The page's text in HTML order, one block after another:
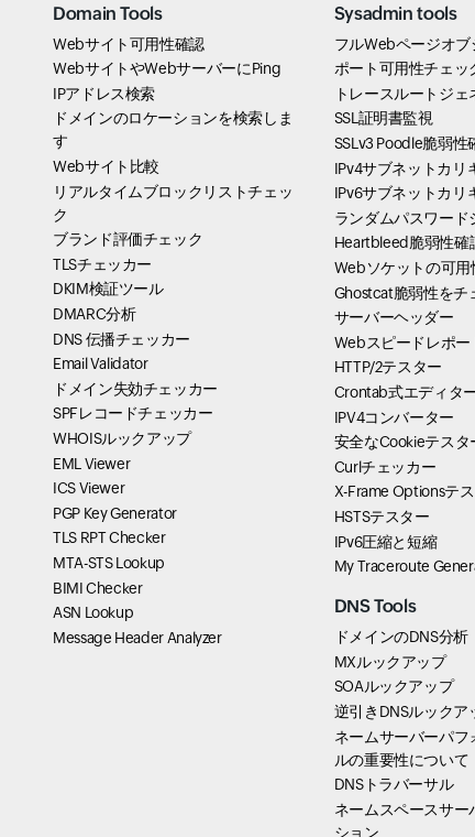
Domain Tools
Webサイト可用性確認
WebサイトやWebサーバーにPing
IPアドレス検索
ドメインのロケーションを検索しま
す
Webサイト比較
リアルタイムブロックリストチェッ
ク
ブランド評価チェック
TLSチェッカー
DKIM検証ツール
DMARC分析
DNS 伝播チェッカー
Email Validator
ドメイン失効チェッカー
SPFレコードチェッカー
WHOISルックアップ
EML Viewer
ICS Viewer
PGP Key Generator
TLS RPT Checker
MTA-STS Lookup
BIMI Checker
ASN Lookup
Message Header Analyzer
Sysadmin tools
フルWebページオ
ポート可用性チェッ
トレースルートジェ
SSL証明書監視
SSLv3 Poodle脆弱性
IPv4サブネットカリ
IPv6サブネットカリ
ランダムパスワード
Heartbleed脆弱性確
Webソケットの可用
Ghostcat脆弱性をチ
サーバーヘッダー
Webスピードレポー
HTTP/2テスター
Crontab式エディタ
IPV4コンバーター
安全なCookieテスタ
Curlチェッカー
X-Frame Optionsテ
HSTSテスター
IPv6圧縮と短縮
My Traceroute
DNS Tools
ドメインのDNS分析
MXルックアップ
SOAルックアップ
逆引きDNSルックア
ネームサーバーパフ
ルの重要性について
DNSトラバーサル
ネームスペースサー
ション